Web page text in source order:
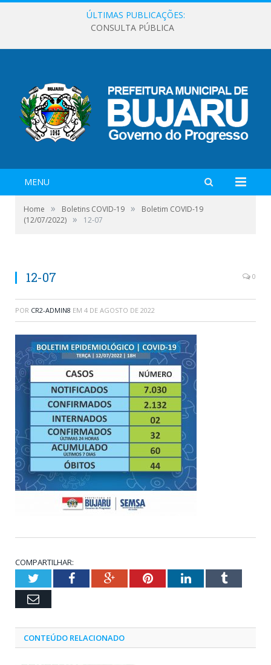
ÚLTIMAS PUBLICAÇÕES:
CONSULTA PÚBLICA
MENU
Home » Boletins COVID-19 »
Boletim COVID-19
(12/07/2022) » 12-07
12-07 0
POR CR2-ADMIN8 EM 4 DE AGOSTO DE 2022
COMPARTILHAR:
TwitterFacebookGoogle+PinterestLinkedInTumblr
Email
CONTEÚDO RELACIONADO